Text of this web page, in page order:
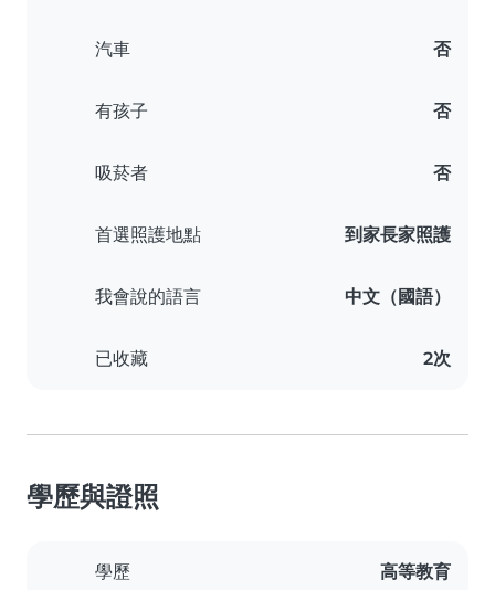
汽車 否
有孩子 否
吸菸者 否
首選照護地點 到家長家照護
我會說的語言 中文（國語）
已收藏 2次
學歷與證照
學歷 高等教育